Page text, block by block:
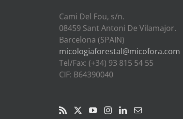
Cami Del Fou, s/n.
08459 Sant Antoni De Vilamajor.
Barcelona (SPAIN)
micologiaforestal@micofora.com
Tel/Fax: (+34) 93 815 54 55
CIF: B64390040